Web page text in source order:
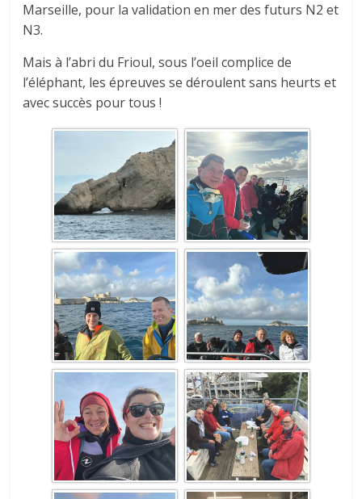
Marseille, pour la validation en mer des futurs N2 et
N3.
Mais à l’abri du Frioul, sous l’oeil complice de
l’éléphant, les épreuves se déroulent sans heurts et
avec succès pour tous !